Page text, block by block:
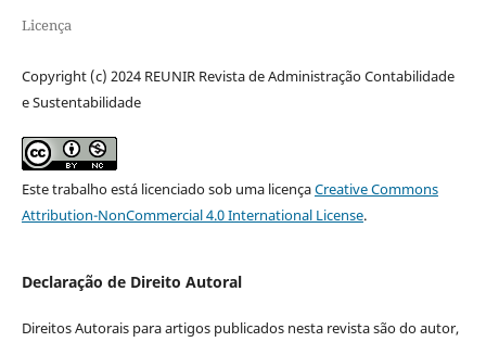
Licença
Copyright (c) 2024 REUNIR Revista de Administração Contabilidade
e Sustentabilidade
Este trabalho está licenciado sob uma licençaCreative Commons
Attribution-NonCommercial 4.0 International License.
Declaração de Direito Autoral
Direitos Autorais para artigos publicados nesta revista são do autor,